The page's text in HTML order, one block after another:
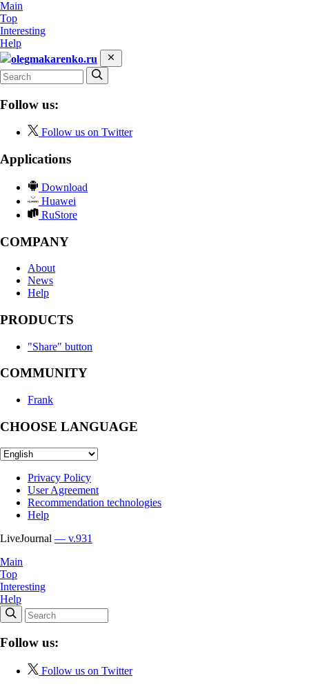
Main
Top
Interesting
Help
olegmakarenko.ru
Follow us:
Follow us on Twitter
Applications
Download
Huawei
RuStore
COMPANY
About
News
Help
PRODUCTS
"Share" button
COMMUNITY
Frank
CHOOSE LANGUAGE
Privacy Policy
User Agreement
Recommendation technologies
Help
LiveJournal — v.931
Main
Top
Interesting
Help
Follow us:
Follow us on Twitter